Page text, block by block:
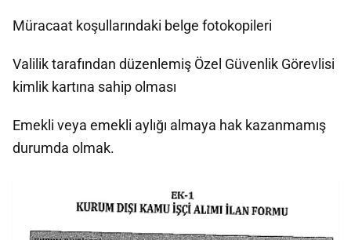
Müracaat koşullarındaki belge fotokopileri
Valilik tarafından düzenlemiş Özel Güvenlik Görevlisi
kimlik kartına sahip olması
Emekli veya emekli aylığı almaya hak kazanmamış
durumda olmak.